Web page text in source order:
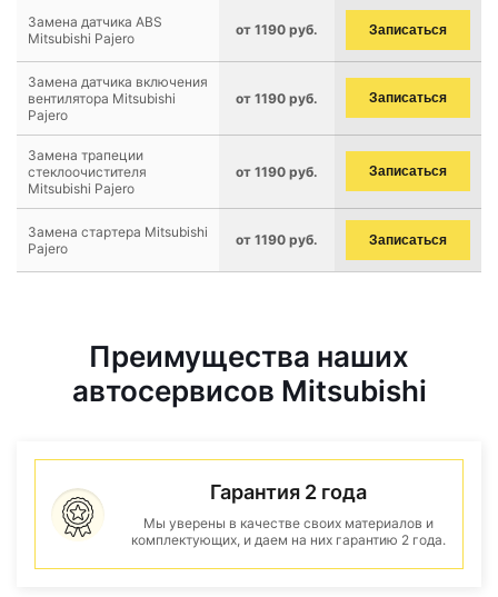
Замена датчика ABS
Mitsubishi Pajero
от 1190 руб. Записаться
Замена датчика включения
вентилятора Mitsubishi
Pajero
от 1190 руб. Записаться
Замена трапеции
стеклоочистителя
Mitsubishi Pajero
от 1190 руб. Записаться
Замена стартера Mitsubishi
Pajero
от 1190 руб. Записаться
Преимущества наших
автосервисов Mitsubishi
Гарантия 2 года
Мы уверены в качестве своих материалов и
комплектующих, и даем на них гарантию 2 года.